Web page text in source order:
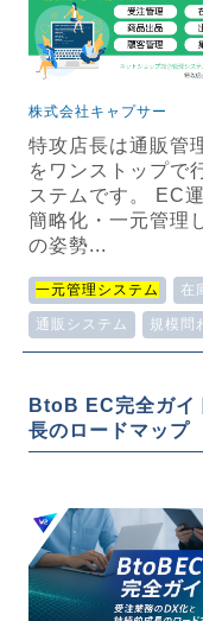
株式会社キャプサー
特攻店長は通販管
をワンストップで
ステムです。 EC
簡略化・一元管理
の姿勢...
一元管理システム 在
通販システム 規模問
BtoB EC完全ガイ
長のロードマップ